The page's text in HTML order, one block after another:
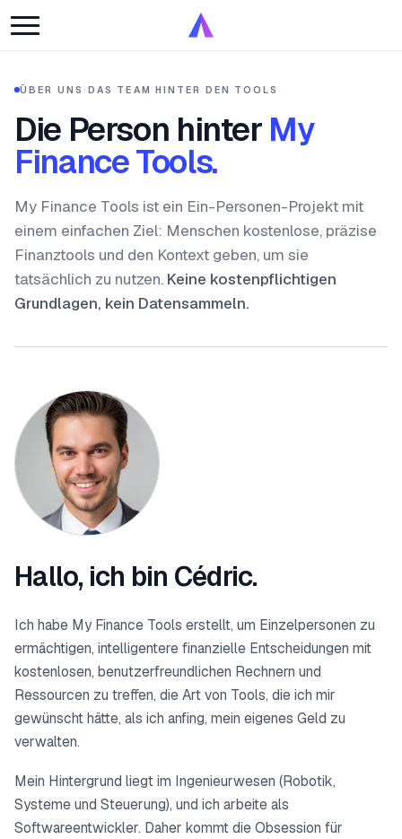
ÜBER UNS · DAS TEAM HINTER DEN TOOLS
Die Person hinter My
Finance Tools.
My Finance Tools ist ein Ein-Personen-Projekt mit
einem einfachen Ziel: Menschen kostenlose, präzise
Finanztools und den Kontext geben, um sie
tatsächlich zu nutzen. Keine kostenpflichtigen
Grundlagen, kein Datensammeln.
Hallo, ich bin Cédric.
Ich habe My Finance Tools erstellt, um Einzelpersonen zu
ermächtigen, intelligentere finanzielle Entscheidungen mit
kostenlosen, benutzerfreundlichen Rechnern und
Ressourcen zu treffen, die Art von Tools, die ich mir
gewünscht hätte, als ich anfing, mein eigenes Geld zu
verwalten.
Mein Hintergrund liegt im Ingenieurwesen (Robotik,
Systeme und Steuerung), und ich arbeite als
Softwareentwickler. Daher kommt die Obsession für